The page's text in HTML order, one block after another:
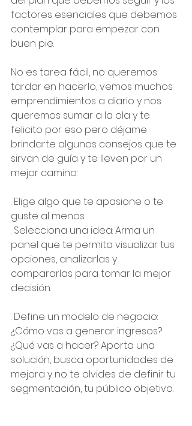
factores esenciales que debemos
contemplar para empezar con
buen pie.
No es tarea fácil, no queremos
tardar en hacerlo, vemos muchos
emprendimientos a diario y nos
queremos sumar a la ola y te
felicito por eso pero déjame
brindarte algunos consejos que te
sirvan de guía y te lleven por un
mejor camino:
. Elige algo que te apasione o te
guste al menos
. Selecciona una idea: Arma un
panel que te permita visualizar tus
opciones, analizarlas y
compararlas para tomar la mejor
decisión.
. Define un modelo de negocio:
¿Cómo vas a generar ingresos?
¿Qué vas a hacer? Aporta una
solución, busca oportunidades de
mejora y no te olvides de definir tu
segmentación, tu público objetivo.